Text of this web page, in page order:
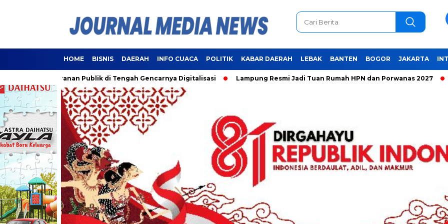
HOME BISNIS DAERAH INFO CUACA POLITIK KABAR DAERAH LEBAK BANTEN BOGOR JAKARTA
Pelayanan Publik di Tengah Gencarnya Digitalisasi Lampung Resmi Jadi Tuan Rumah HPN dan Porwanas 2027